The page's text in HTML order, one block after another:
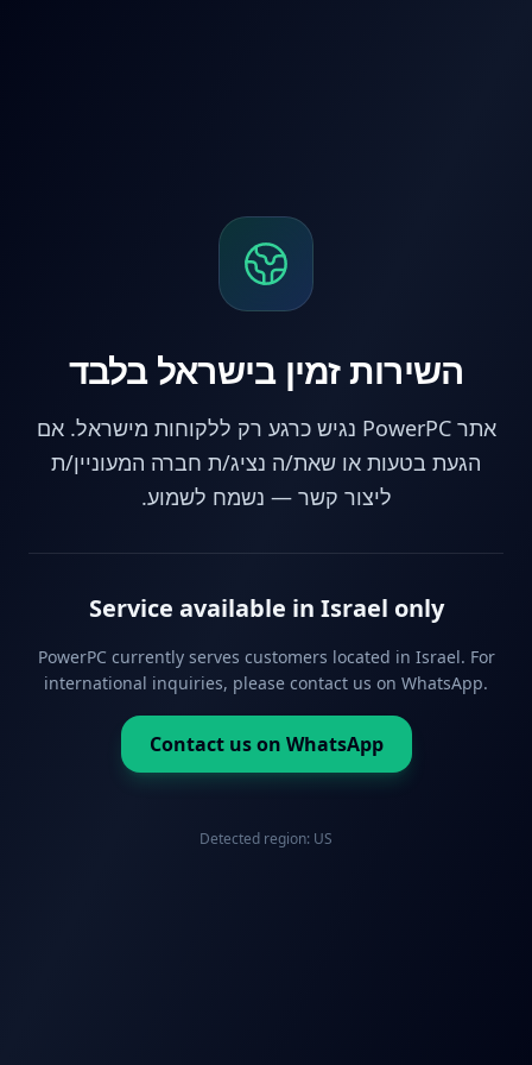
השירות זמין בישראל בלבד
אתר PowerPC נגיש כרגע רק ללקוחות מישראל. אם
הגעת בטעות או שאת/ה נציג/ת חברה המעוניין/ת
ליצור קשר — נשמח לשמוע.
Service available in Israel only
PowerPC currently serves customers located in Israel. For
international inquiries, please contact us on WhatsApp.
Contact us on WhatsApp
Detected region: US